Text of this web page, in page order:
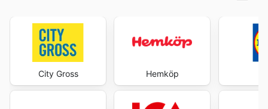
City Gross Hemköp